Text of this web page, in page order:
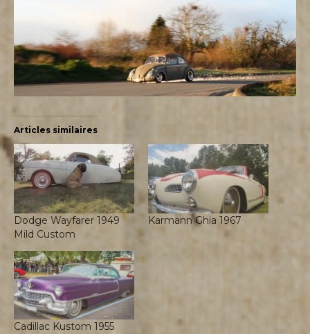
Articles similaires
Dodge Wayfarer 1949
Mild Custom
Karmann Ghia 1967
Cadillac Kustom 1955